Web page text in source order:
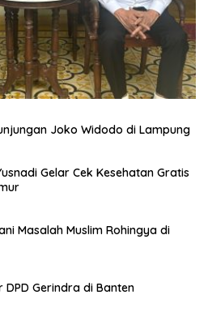
Joko Widodo di Lampung
Gelar Cek Kesehatan Gratis
Masalah Muslim Rohingya di
Gerindra di Banten